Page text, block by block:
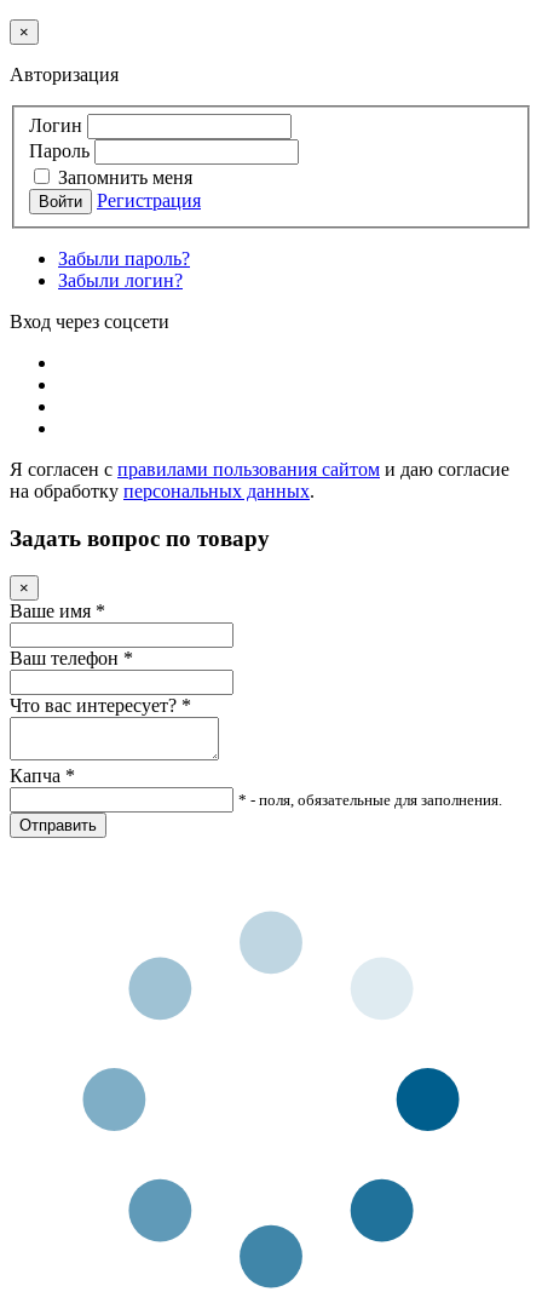
×
Авторизация
Логин
Пароль
Запомнить меня
Регистрация
Забыли пароль?
Забыли логин?
Вход через соцсети
Я согласен с правилами пользования сайтом и даю согласие
на обработку персональных данных.
Задать вопрос по товару
×
Ваше имя *
Ваш телефон *
Что вас интересует? *
Капча *
* - поля, обязательные для заполнения.
Отправить